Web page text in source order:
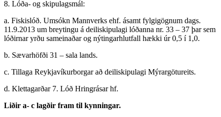
8. Lóða- og skipulagsmál:
a. Fiskislóð. Umsókn Mannverks ehf. ásamt fylgigögnum dags.
11.9.2013 um breytingu á deiliskipulagi lóðanna nr. 33 – 37 þar sem
lóðirnar yrðu sameinaðar og nýtingarhlutfall hækki úr 0,5 í 1,0.
b. Sævarhöfði 31 – sala lands.
c. Tillaga Reykjavíkurborgar að deiliskipulagi Mýrargötureits.
d. Klettagarðar 7. Lóð Hringrásar hf.
Liðir a- c lagðir fram til kynningar.